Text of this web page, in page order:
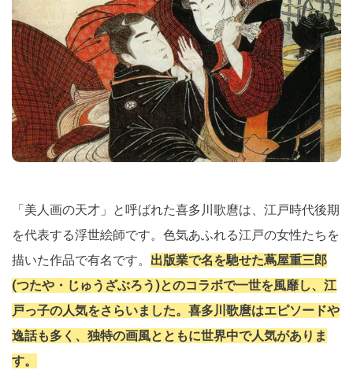
「美人画の天才」と呼ばれた喜多川歌麿は、江戸時代後期
を代表する浮世絵師です。色気あふれる江戸の女性たちを
描いた作品で有名です。 出版業で名を馳せた蔦屋重三郎
(つたや・じゅうざぶろう)とのコラボで一世を風靡し、江
戸っ子の人気をさらいました。喜多川歌麿はエピソードや
逸話も多く、独特の画風とともに世界中で人気がありま
す。